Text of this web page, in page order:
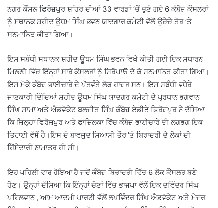
ਨਗਰ ਕੌਂਸਲ ਫਿਰੋਜ਼ਪੁਰ ਸ਼ਹਿਰ ਦੀਆਂ 33 ਵਾਰਡਾਂ ’ਚੋਂ ਚੁਣੇ ਗਏ 6 ਕੰਬੋਜ਼ ਕੌਂਸਲਰਾਂ
ਨੂੰ ਸਥਾਨਕ ਸ਼ਹੀਦ ਊਧਮ ਸਿੰਘ ਭਵਨ ਯਾਦਗਾਰ ਕਮੇਟੀ ਵੱਲੋਂ ਉਚੇਚੇ ਤੋਰ ’ਤੇ
ਸਨਮਾਨਿਤ ਕੀਤਾ ਗਿਆ।
ਇਸ ਸਬੰਧੀ ਸਥਾਨਕ ਸ਼ਹੀਦ ਊਧਮ ਸਿੰਘ ਭਵਨ ਵਿਖੇ ਕੀਤੀ ਗਈ ਇਕ ਸਧਾਰਨ
ਮਿਲਣੀ ਵਿੱਚ ਇੰਨ੍ਹਾਂ ਸਾਰੇ ਕੌਂਸਲਰਾਂ ਨੂੰ ਸਿਰੋਪਾੳ ਦੇ ਕੇ ਸਨਮਾਨਿਤ ਕੀਤਾ ਗਿਆ।
ਇਸ ਮੋਕੇ ਕੰਬੋਜ਼ ਭਾਈਚਾਰੇ ਦੇ ਪੱਤਵੰਤੇ ਲੋਕ ਹਾਜ਼ਰ ਸਨ। ਇਸ ਸਬੰਧੀ ਵਧੇਰੇ
ਜਾਣਕਾਰੀ ਦਿੰਦਿਆਂ ਸ਼ਹੀਦ ਊਧਮ ਸਿੰਘ ਯਾਦਗਰ ਕਮੇਟੀ ਦੇ ਪ੍ਰਧਾਨ ਭਗਵਾਨ
ਸਿੰਘ ਸਾਮਾ ਅਤੇ ਐਡਵੋਕੇਟ ਬਲਜੀਤ ਸਿੰਘ ਕੰਬੋਜ਼ ਏਡੀਏ ਫਿਰੋਜ਼ਪੁਰ ਨੇ ਦੱਸਿਆ
ਕਿ ਜ਼ਿਲ੍ਹਾ ਫਿਰੋਜ਼ਪੁਰ ਅਤੇ ਫਾਜ਼ਿਲਕਾ ਵਿੱਚ ਕੰਬੋਜ਼ ਭਾਈਚਾਰੇ ਦੀ ਲਗਭਗ ਇਕ
ਤਿਹਾਈ ਵੱਸੋਂ ਹੈ।ਇਸ ਦੇ ਬਾਵਜੂਦ ਸਿਆਸੀ ਤੌਰ ’ਤੇ ਬਿਰਾਦਰੀ ਦੇ ਲੋਕਾਂ ਦੀ
ਹਿੱਸੇਦਾਰੀ ਨਾਮਾਤਰ ਹੀ ਸੀ।
ਇਹ ਪਹਿਲੀ ਵਾਰ ਹੋਇਆ ਹੈ ਜਦੋਂ ਕੰਬੋਜ਼ ਬਿਰਾਦਰੀ ਵਿੱਚ 6 ਲੋਕ ਕੌਂਸਲਰ ਬਣੇ
ਹੋਣ। ਉਨ੍ਹਾਂ ਦੱਸਿਆ ਕਿ ਇੰਨ੍ਹਾਂ ਚੋਣਾਂ ਵਿੱਚ ਭਾਜਪਾ ਵੱਲੋਂ ਇਕ ਦਵਿੰਦਰ ਸਿੰਘ
ਪਹਿਲਵਾਨ , ਆਮ ਆਦਮੀ ਪਾਰਟੀ ਵੱਲੋਂ ਲਖਵਿੰਦਰ ਸਿੰਘ ਐਡਵੋਕੇਟ ਅਤੇ ਮੇਜਰ